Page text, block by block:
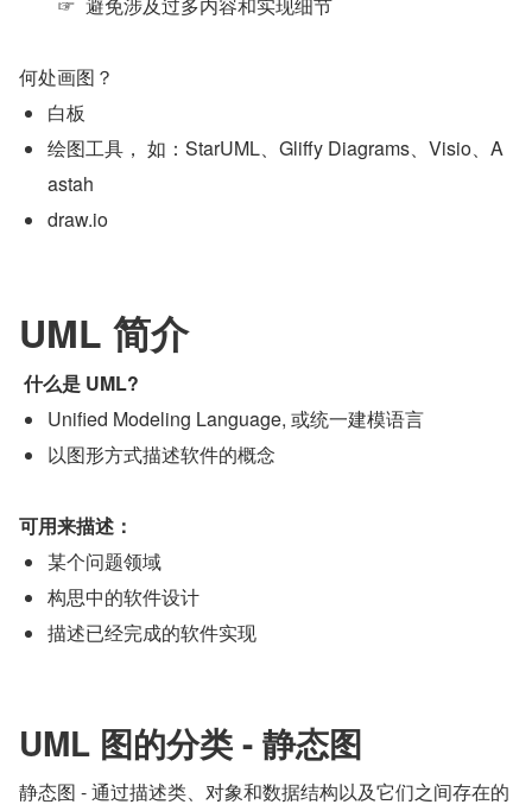
何处画图？
白板
绘图工具， 如：StarUML、Gliffy Diagrams、Visio、A
astah
draw.io
UML 简介
什么是 UML?
Unified Modeling Language, 或统一建模语言
以图形方式描述软件的概念
可用来描述：
某个问题领域
构思中的软件设计
描述已经完成的软件实现
UML 图的分类 - 静态图
静态图 - 通过描述类、对象和数据结构以及它们之间存在的